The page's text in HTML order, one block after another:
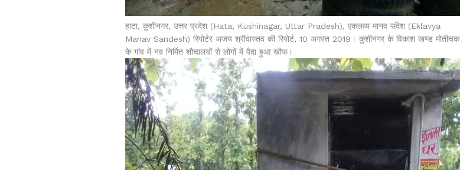
हाटा, कुशीनगर, उत्तर प्रदेश (Hata, Kushinagar, Uttar Pradesh), एकलव्य मानव संदेश (Eklavya
Manav Sandesh) रिपोर्टर अजय श्रीवास्तव की रिपोर्ट, 10 अगस्त 2019। कुशीनगर के विकाश खण्ड मोतीचक
के गांव में नव निर्मित शौचालयों से लोगों में पैदा हुआ खौफ।